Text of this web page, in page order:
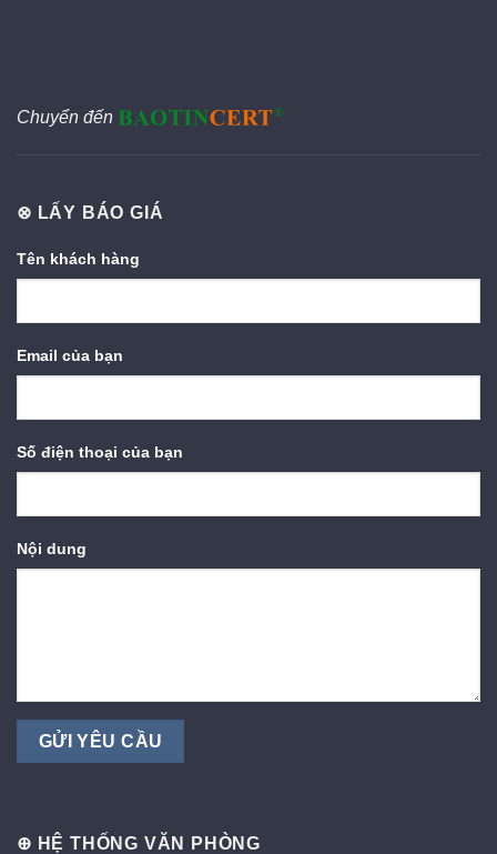
Chuyển đến
⊗ LẤY BÁO GIÁ
Tên khách hàng
Email của bạn
Số điện thoại của bạn
Nội dung
⊕ HỆ THỐNG VĂN PHÒNG